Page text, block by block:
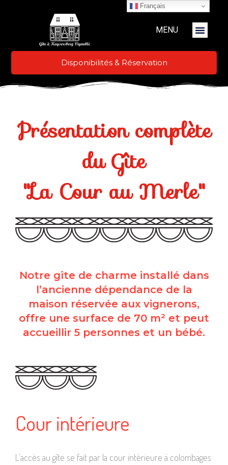
MENU
Disponibilités & Réservation
Présentation complète
du Gîte
"La Cour au Merle"
Notre gîte de charme installé dans
l’ancienne dépendance de la
maison réservée aux vignerons,
offre une surface de 70 m² et peut
accueillir 5 personnes et un bébé.
Cour intérieure
L’accès au gîte se fait par la cour intérieure à colombages
Français